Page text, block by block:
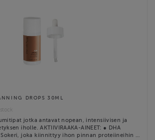
DROPS 30ML
jotka antavat nopean, intensiivisen ja
iholle. AKTIIVIRAAKA-AINEET: ● DHA
Sokeri, joka kiinnittyy ihon pinnan proteiineihin …